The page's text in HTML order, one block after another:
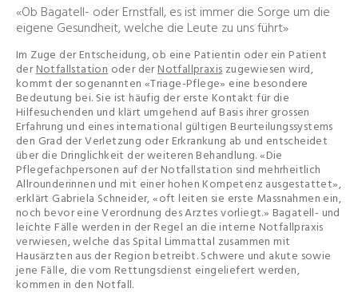
«Ob Bagatell- oder Ernstfall, es ist immer die Sorge um die
eigene Gesundheit, welche die Leute zu uns führt»
Im Zuge der Entscheidung, ob eine Patientin oder ein Patient
derNotfallstationoder derNotfallpraxiszugewiesen wird,
kommt der sogenannten «Triage-Pflege» eine besondere
Bedeutung bei. Sie ist häufig der erste Kontakt für die
Hilfesuchenden und klärt umgehend auf Basis ihrer grossen
Erfahrung und eines international gültigen Beurteilungssystems
den Grad der Verletzung oder Erkrankung ab und entscheidet
über die Dringlichkeit der weiteren Behandlung. «Die
Pflegefachpersonen auf der Notfallstation sind mehrheitlich
Allrounderinnen und mit einer hohen Kompetenz ausgestattet»,
erklärt Gabriela Schneider, «oft leiten sie erste Massnahmen ein,
noch bevor eine Verordnung des Arztes vorliegt.» Bagatell- und
leichte Fälle werden in der Regel an die interne Notfallpraxis
verwiesen, welche das Spital Limmattal zusammen mit
Hausärzten aus der Region betreibt. Schwere und akute sowie
jene Fälle, die vom Rettungsdienst eingeliefert werden,
kommen in den Notfall.